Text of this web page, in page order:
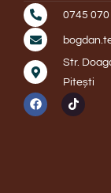
0745 070
Str.
Pitești